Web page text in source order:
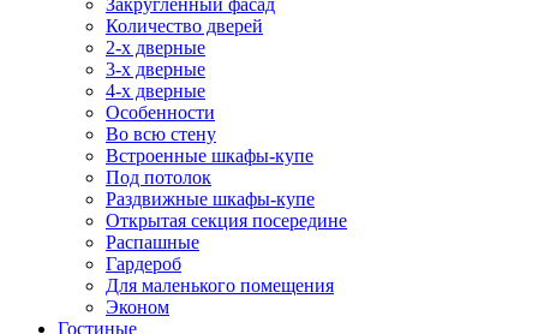
Закругленный фасад
Количество дверей
2-х дверные
3-х дверные
4-х дверные
Особенности
Во всю стену
Встроенные шкафы-купе
Под потолок
Раздвижные шкафы-купе
Открытая секция посередине
Распашные
Гардероб
Для маленького помещения
Эконом
Гостиные